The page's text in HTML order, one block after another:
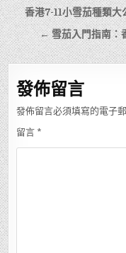
文
章
導
覽
香港7-11小雪茄種類
← 雪茄入門指南：
發佈留言
發佈留言必須填寫的電子
留言 *